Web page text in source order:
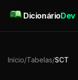
DicionárioDev
Início/Tabelas/SCT